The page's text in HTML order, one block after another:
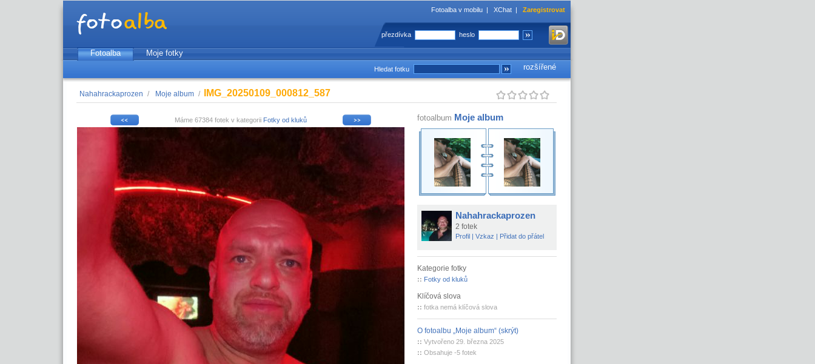
Fotoalba v mobilu | XChat | Zaregistrovat
přezdívka heslo
Fotoalba
Moje fotky
rozšířené
Hledat fotku
Nahahrackaprozen / Moje album / IMG_20250109_000812_587
Máme 67384 fotek v kategorii Fotky od kluků fotoalbum Moje album
Nahahrackaprozen
2 fotek
Profil | Vzkaz | Přidat do přátel
Kategorie fotky
:: Fotky od kluků
Klíčová slova
:: fotka nemá klíčová slova
O fotoalbu „Moje album“ (skrýt)
:: Vytvořeno 29. března 2025
:: Obsahuje -5 fotek